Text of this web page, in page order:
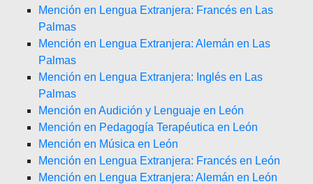
Mención en Lengua Extranjera: Francés en Las
Palmas
Mención en Lengua Extranjera: Alemán en Las
Palmas
Mención en Lengua Extranjera: Inglés en Las
Palmas
Mención en Audición y Lenguaje en León
Mención en Pedagogía Terapéutica en León
Mención en Música en León
Mención en Lengua Extranjera: Francés en León
Mención en Lengua Extranjera: Alemán en León